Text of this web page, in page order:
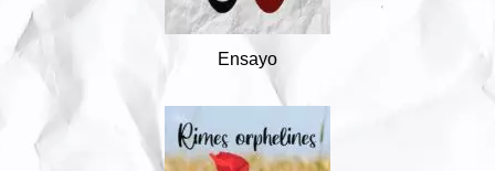
Ensayo